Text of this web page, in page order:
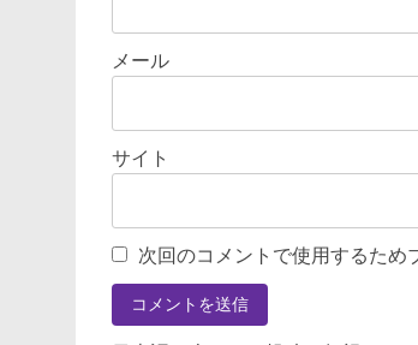
メール
サイト
次回のコメントで使用するため